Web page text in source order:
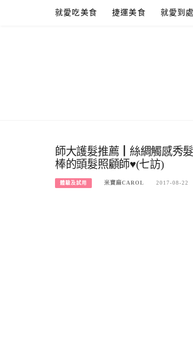
就愛吃美食 捷運美食 就愛到
師大護髮推薦┃絲綢觸感秀
棒的頭髮照顧師♥(七訪)
體驗及試用 米寶麻CAROL 2017-08-22